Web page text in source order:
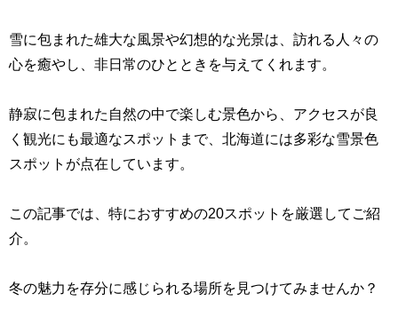
雪に包まれた雄大な風景や幻想的な光景は、訪れる人々の
心を癒やし、非日常のひとときを与えてくれます。
静寂に包まれた自然の中で楽しむ景色から、アクセスが良
く観光にも最適なスポットまで、北海道には多彩な雪景色
スポットが点在しています。
この記事では、特におすすめの20スポットを厳選してご紹
介。
冬の魅力を存分に感じられる場所を見つけてみませんか？